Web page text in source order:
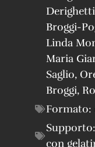
Derighetti
Broggi-
Linda
Maria
Saglio,
Broggi,
Formato:
Supporto:
con